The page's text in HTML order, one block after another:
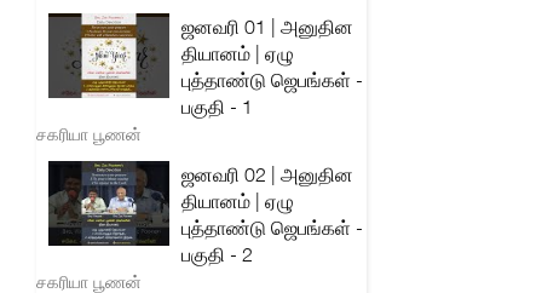
ஜனவரி 01 | அனுதின
தியானம் | ஏழு
புத்தாண்டு ஜெபங்கள் -
பகுதி - 1
சகரியா பூணன்
ஜனவரி 02 | அனுதின
தியானம் | ஏழு
புத்தாண்டு ஜெபங்கள் -
பகுதி - 2
சகரியா பூணன்